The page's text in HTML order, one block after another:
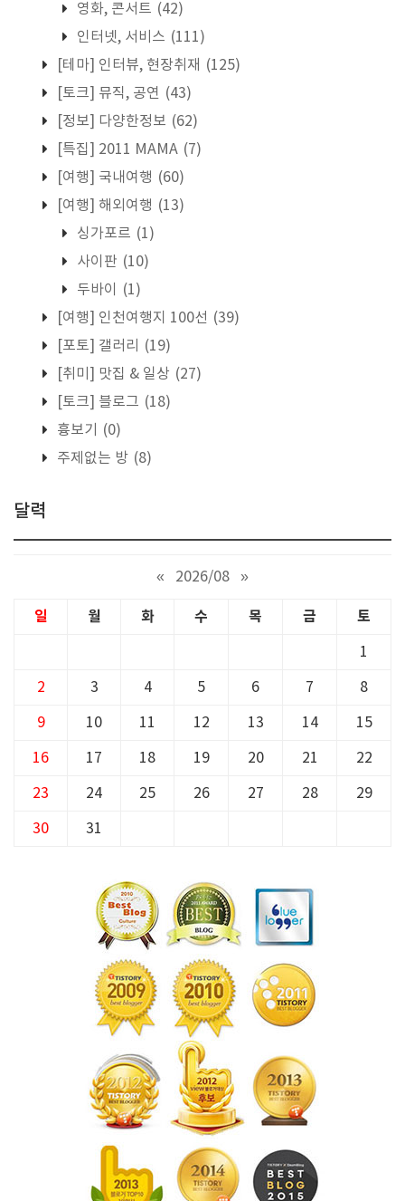
영화, 콘서트 (42)
인터넷, 서비스 (111)
[테마] 인터뷰, 현장취재 (125)
[토크] 뮤직, 공연 (43)
[정보] 다양한정보 (62)
[특집] 2011 MAMA (7)
[여행] 국내여행 (60)
[여행] 해외여행 (13)
싱가포르 (1)
사이판 (10)
두바이
(1)
[여행] 인천여행지 100선 (39)
[포토] 갤러리
(19)
[취미] 맛집 & 일상 (27)
[토크] 블로그 (18)
흉보기
(0)
주제없는 방 (8)
달력
« 2026/08 »
일 월 화 수 목 금 토
1
2 3 4 5 6 7 8
9 10 11 12 13 14 15
16 17 18 19 20 21 22
23 24 25 26 27 28 29
30 31